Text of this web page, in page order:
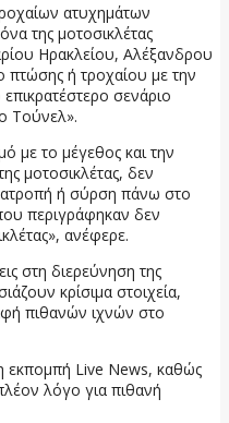
ατυχημάτων
της μοτοσικλέτας
Ηρακλείου, Αλέξανδρου
πτώσης ή τροχαίου με την
σενάριο
Τούνελ».
με το μέγεθος και την
μοτοσικλέτας, δεν
ή σύρση πάνω στο
περιγράφηκαν δεν
ανέφερε.
στη διερεύνηση της
κρίσιμα στοιχεία,
πιθανών ιχνών στο
εκπομπή Live News, καθώς
λόγο για πιθανή